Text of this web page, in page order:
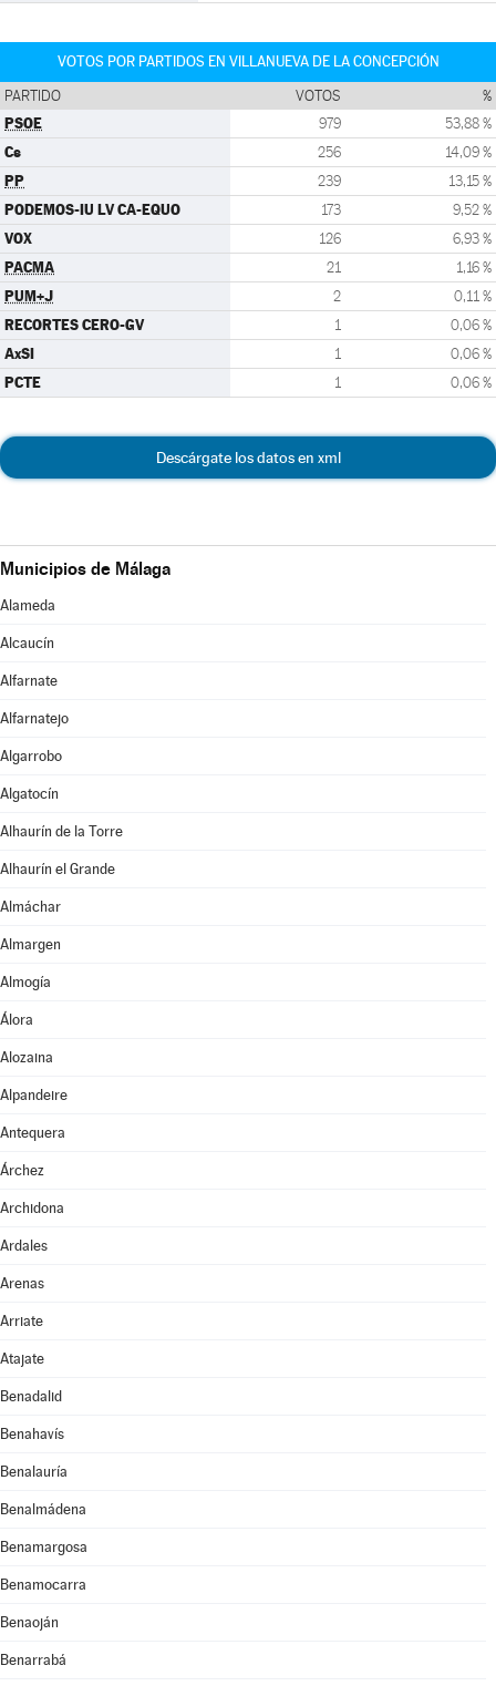
VOTOS POR PARTIDOS EN VILLANUEVA DE LA CONCEPCIÓN
PARTIDO VOTOS %
PSOE 979 53,88 %
Cs 256 14,09 %
PP 239 13,15 %
PODEMOS-IU LV CA-EQUO 173 9,52 %
VOX 126 6,93 %
PACMA 21 1,16 %
PUM+J 2 0,11 %
RECORTES CERO-GV 1 0,06 %
AxSI 1 0,06 %
PCTE 1 0,06 %
Descárgate los datos en xml
Municipios de Málaga
Alameda
Alcaucín
Alfarnate
Alfarnatejo
Algarrobo
Algatocín
Alhaurín de la Torre
Alhaurín el Grande
Almáchar
Almargen
Almogía
Álora
Alozaina
Alpandeire
Antequera
Árchez
Archidona
Ardales
Arenas
Arriate
Atajate
Benadalid
Benahavís
Benalauría
Benalmádena
Benamargosa
Benamocarra
Benaoján
Benarrabá